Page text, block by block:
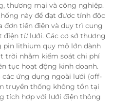
thương mại và công nghiệp.
này để đạt được tính độc
đơn tiền điện và duy trì cung
từ lưới. Các cơ sở thương
pin lithium quy mô lớn dành
trời nhằm kiểm soát chi phí
tục hoạt động kinh doanh.
ứng dụng ngoài lưới (off-
truyền thống không tồn tại
tích hợp với lưới điện thông